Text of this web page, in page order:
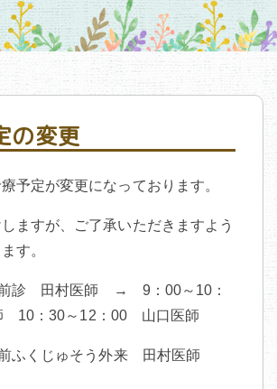
の変更
予定が変更になっております。
ますが、ご了承いただきますよう
す。
診 田村医師 → 9：00～10：
10：30～12：00 山口医師
ふくじゅそう外来 田村医師